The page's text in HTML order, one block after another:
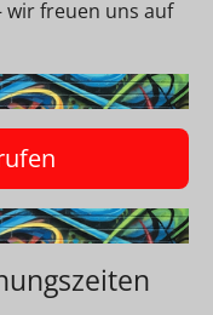
wir freuen uns auf